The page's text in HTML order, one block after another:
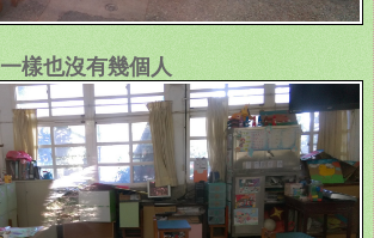
樣也沒有幾個人